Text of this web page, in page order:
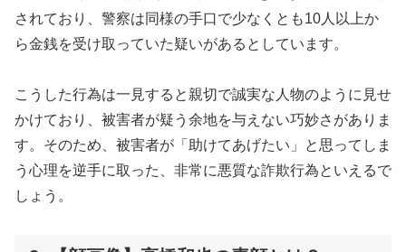
されており、警察は同様の手口で少なくとも10人以上か
ら金銭を受け取っていた疑いがあるとしています。
こうした行為は一見すると親切で誠実な人物のように見せ
かけており、被害者が疑う余地を与えない巧妙さがありま
す。そのため、被害者が「助けてあげたい」と思ってしま
う心理を逆手に取った、非常に悪質な詐欺行為といえるで
しょう。